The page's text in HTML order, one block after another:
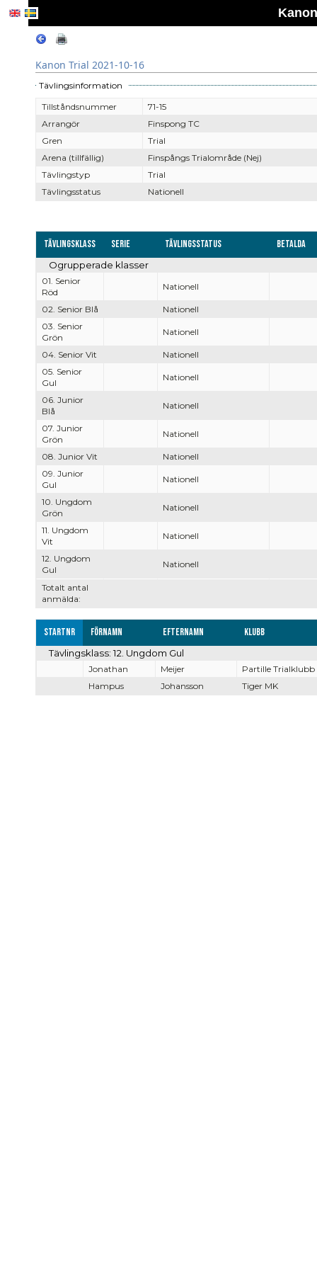
Kanon Trial 2021-10-16
Tävlingsinformation
Tillståndsnummer
71-15
Arrangör
Finspong TC
Gren
Trial
Arena (tillfällig)
Finspångs Trialområde (Nej)
Tävlingstyp
Trial
Tävlingsstatus
Nationell
Tävlingsklass Serie Tävlingsstatus Betalda
Totalt antal
anmälda:
Ogrupperade klasser
01. Senior
Röd
Nationell
02. Senior Blå
Nationell
03. Senior
Grön
Nationell
04. Senior Vit
Nationell
05. Senior
Gul
Nationell
06. Junior
Blå
Nationell
07. Junior
Grön
Nationell
08. Junior Vit
Nationell
09. Junior
Gul
Nationell
10. Ungdom
Grön
Nationell
11. Ungdom
Vit
Nationell
12. Ungdom
Gul
Nationell
Startnr Förnamn Efternamn Klubb
Tävlingsklass: 12. Ungdom Gul
Jonathan Meijer
Partille Trialklubb
Hampus
Johansson Tiger MK